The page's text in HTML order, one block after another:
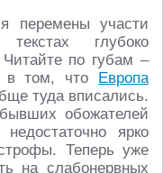
перемены участи
глубоко
по губам –
в том, что Европа
туда вписались.
обожателей
ярко
Теперь уже
на слабонервных